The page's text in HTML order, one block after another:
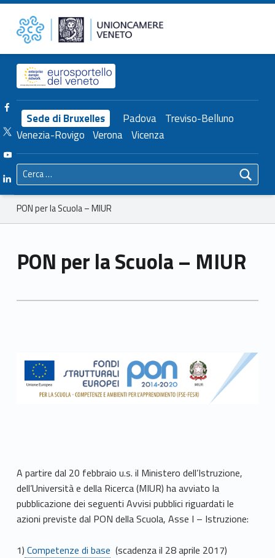
PON per la Scuola – MIUR – Unioncamere del Veneto Unioncamere del Veneto
Header info sidebar
Sede di Bruxelles Padova Treviso-Belluno
Venezia-Rovigo Verona Vicenza
Facebook Unioncamere Veneto
Twitter Unioncamere Veneto
Youtube Unioncamere Veneto
Linkedin Unioncamere Veneto
Ricerca per:
Breadcrumbs navigation
PON per la Scuola – MIUR
PON per la Scuola – MIUR
A partire dal 20 febbraio u.s. il Ministero dell’Istruzione,
dell’Università e della Ricerca (MIUR) ha avviato la
pubblicazione dei seguenti Avvisi pubblici riguardati le
azioni previste dal PON della Scuola, Asse I – Istruzione:
1) Competenze di base (scadenza il 28 aprile 2017)